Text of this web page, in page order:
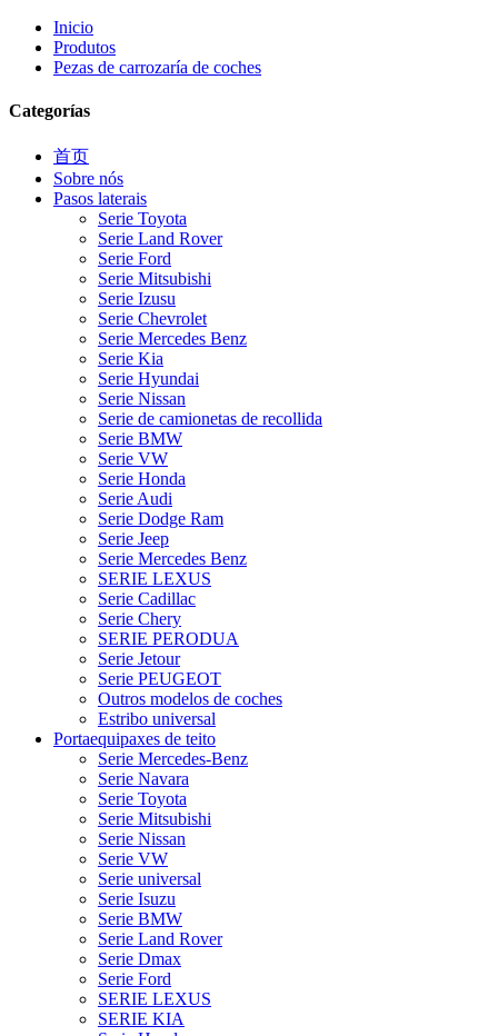
Inicio
Produtos
Pezas de carrozaría de coches
Categorías
首页
Sobre nós
Pasos laterais
Serie Toyota
Serie Land Rover
Serie Ford
Serie Mitsubishi
Serie Izusu
Serie Chevrolet
Serie Mercedes Benz
Serie Kia
Serie Hyundai
Serie Nissan
Serie de camionetas de recollida
Serie BMW
Serie VW
Serie Honda
Serie Audi
Serie Dodge Ram
Serie Jeep
Serie Mercedes Benz
SERIE LEXUS
Serie Cadillac
Serie Chery
SERIE PERODUA
Serie Jetour
Serie PEUGEOT
Outros modelos de coches
Estribo universal
Portaequipaxes de teito
Serie Mercedes-Benz
Serie Navara
Serie Toyota
Serie Mitsubishi
Serie Nissan
Serie VW
Serie universal
Serie Isuzu
Serie BMW
Serie Land Rover
Serie Dmax
Serie Ford
SERIE LEXUS
SERIE KIA